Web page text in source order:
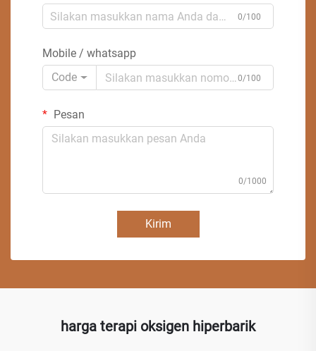
0/100
Mobile / whatsapp
Code
0/100
Pesan
0/1000
Kirim
harga terapi oksigen hiperbarik